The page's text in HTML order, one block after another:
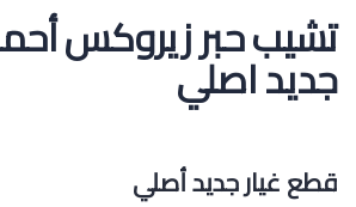
جديد اصلي
قطع غيار جديد أصلي